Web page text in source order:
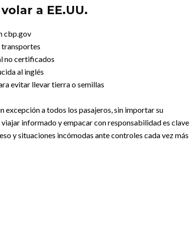
a EE.UU.
cbp.gov
transportes
no certificados
al inglés
evitar llevar tierra o semillas
excepción a todos los pasajeros, sin importar su
informado y empacar con responsabilidad es clave
y situaciones incómodas ante controles cada vez más